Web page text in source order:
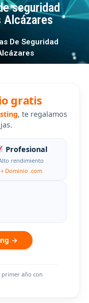
seguridad
Alcázares
De Seguridad
gratis
, te regalamos
Profesional
rendimiento
+ Dominio .com
→
año con